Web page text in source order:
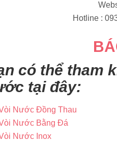
Hotline :
có thể tham
tại đây:
Nước Đồng Thau
Nước Bằng Đá
Nước Inox